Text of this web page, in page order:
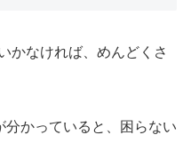
かなければ、めんどくさ
かっていると、困らない